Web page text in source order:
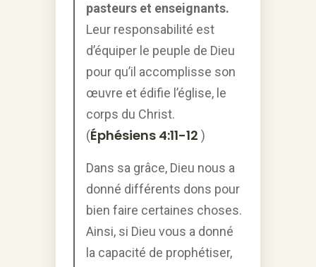
pasteurs et enseignants.
Leur responsabilité est
d’équiper le peuple de Dieu
pour qu’il accomplisse son
œuvre et édifie l’église, le
corps du Christ.
(Éphésiens 4:11-12 )
Dans sa grâce, Dieu nous a
donné différents dons pour
bien faire certaines choses.
Ainsi, si Dieu vous a donné
la capacité de prophétiser,